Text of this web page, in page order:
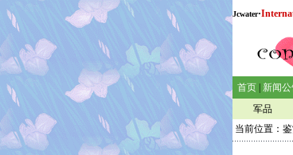
Jcwater·
首页 新闻
军品
当前位置：